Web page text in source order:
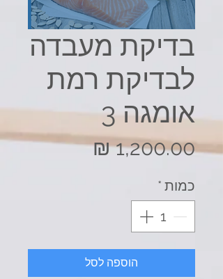
בדיקת מעבדה
לבדיקת רמת
אומגה 3
מחיר
כמות *
הוספה לסל